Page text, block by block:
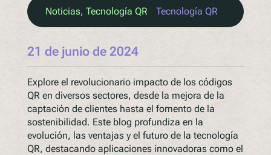
Noticias, Tecnología QR Tecnología QR
21 de junio de 2024
Explore el revolucionario impacto de los códigos
QR en diversos sectores, desde la mejora de la
captación de clientes hasta el fomento de la
sostenibilidad. Este blog profundiza en la
evolución, las ventajas y el futuro de la tecnología
QR, destacando aplicaciones innovadoras como el